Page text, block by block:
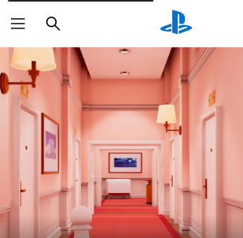
Buscar